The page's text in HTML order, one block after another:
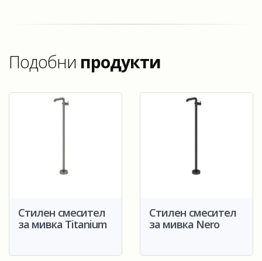
Подобни продукти
Стилен смесител
за мивка Titanium
Стилен смесител
за мивка Nero